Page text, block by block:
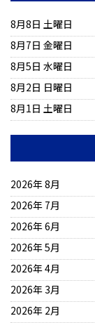
8月8日 土曜日
8月7日 金曜日
8月5日 水曜日
8月2日 日曜日
8月1日 土曜日
2026年 8月
2026年 7月
2026年 6月
2026年 5月
2026年 4月
2026年 3月
2026年 2月